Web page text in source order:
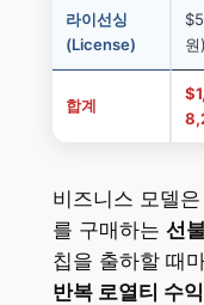
라이선싱
(License)
원)
합계
비즈니스 모델
를 구매하는 선
칩을 출하할 때
반복 로열티 수익